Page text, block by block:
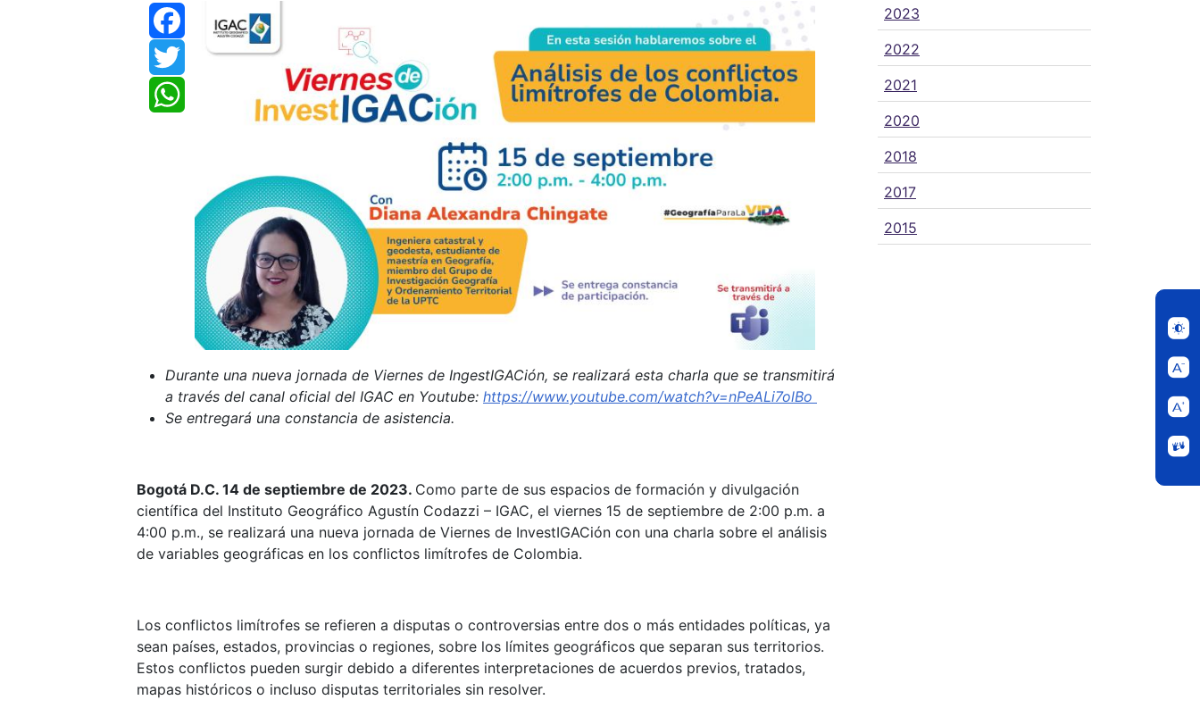
Facebook
Twitter
Durante una nueva jornada de Viernes de IngestIGACión, se realizará esta charla que se transmitirá
a través del canal oficial del IGAC en Youtube: https://www.youtube.com/watch?v=nPeALi7olBo
Se entregará una constancia de asistencia.
Bogotá D.C. 14 de septiembre de 2023. Como parte de sus espacios de formación y divulgación
científica del Instituto Geográfico Agustín Codazzi – IGAC, el viernes 15 de septiembre de 2:00 p.m. a
4:00 p.m., se realizará una nueva jornada de Viernes de InvestIGACión con una charla sobre el análisis
de variables geográficas en los conflictos limítrofes de Colombia.
Los conflictos limítrofes se refieren a disputas o controversias entre dos o más entidades políticas, ya
sean países, estados, provincias o regiones, sobre los límites geográficos que separan sus territorios.
Estos conflictos pueden surgir debido a diferentes interpretaciones de acuerdos previos, tratados,
mapas históricos o incluso disputas territoriales sin resolver.
2023
2022
2021
2020
2018
2017
2015